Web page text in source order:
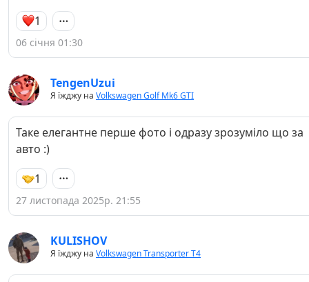
1
06 січня 01:30
TengenUzui
Я їжджу на Volkswagen Golf Mk6 GTI
Таке елегантне перше фото і одразу зрозуміло що за
авто :)
1
27 листопада 2025р. 21:55
KULISHOV
Я їжджу на Volkswagen Transporter T4